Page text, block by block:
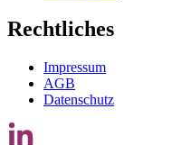
Rechtliches
Impressum
AGB
Datenschutz